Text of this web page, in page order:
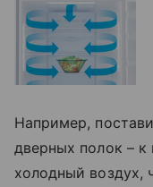
Например,
дверных полок – к
холодный воздух,